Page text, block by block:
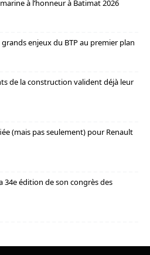
à l’honneur à Batimat 2026
enjeux du BTP au premier plan
de la construction valident déjà leur
(mais pas seulement) pour Renault
34e édition de son congrès des